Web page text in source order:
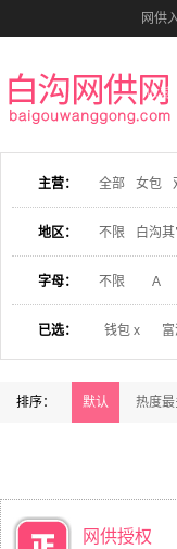
网供
收藏
主营： 全部 女包
地区： 不限 白沟其
字母： 不限 A
已选： 钱包 x
排序： 默认 热度最
网供授权